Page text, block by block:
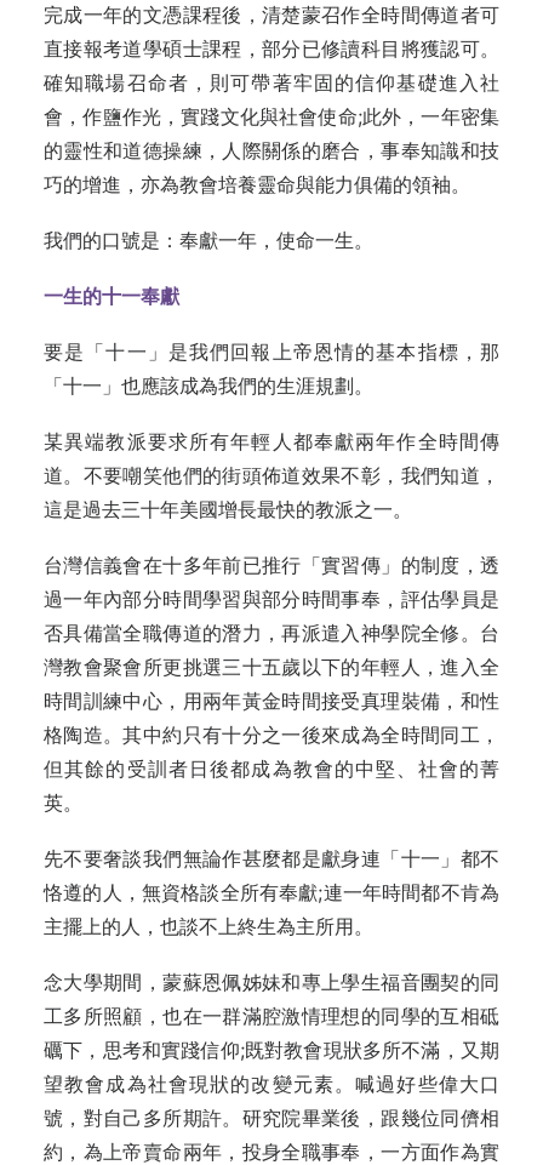
完成一年的文憑課程後，清楚蒙召作全時間傳道者可
直接報考道學碩士課程，部分已修讀科目將獲認可。
確知職場召命者，則可帶著牢固的信仰基礎進入社
會，作鹽作光，實踐文化與社會使命;此外，一年密集
的靈性和道德操練，人際關係的磨合，事奉知識和技
巧的增進，亦為教會培養靈命與能力俱備的領袖。
我們的口號是：奉獻一年，使命一生。
一生的十一奉獻
要是「十一」是我們回報上帝恩情的基本指標，那
「十一」也應該成為我們的生涯規劃。
某異端教派要求所有年輕人都奉獻兩年作全時間傳
道。不要嘲笑他們的街頭佈道效果不彰，我們知道，
這是過去三十年美國增長最快的教派之一。
台灣信義會在十多年前已推行「實習傳」的制度，透
過一年內部分時間學習與部分時間事奉，評估學員是
否具備當全職傳道的潛力，再派遣入神學院全修。台
灣教會聚會所更挑選三十五歲以下的年輕人，進入全
時間訓練中心，用兩年黃金時間接受真理裝備，和性
格陶造。其中約只有十分之一後來成為全時間同工，
但其餘的受訓者日後都成為教會的中堅、社會的菁
英。
先不要奢談我們無論作甚麼都是獻身連「十一」都不
恪遵的人，無資格談全所有奉獻;連一年時間都不肯為
主擺上的人，也談不上終生為主所用。
念大學期間，蒙蘇恩佩姊妹和專上學生福音團契的同
工多所照顧，也在一群滿腔激情理想的同學的互相砥
礪下，思考和實踐信仰;既對教會現狀多所不滿，又期
望教會成為社會現狀的改變元素。喊過好些偉大口
號，對自己多所期許。研究院畢業後，跟幾位同儕相
約，為上帝賣命兩年，投身全職事奉，一方面作為實